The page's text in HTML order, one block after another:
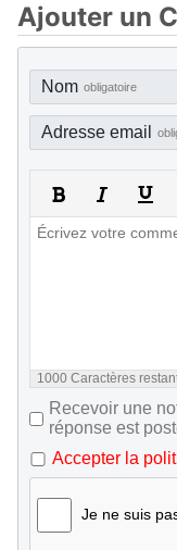
Ajouter un
Nom obligatoire
Adresse email
1000 Caractères
Recevoir une
réponse est
Accepter la
Je ne suis